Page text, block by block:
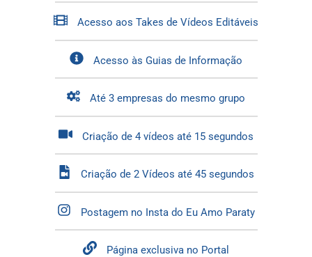
Acesso aos Takes de Vídeos Editáveis
Acesso às Guias de Informação
Até 3 empresas do mesmo grupo
Criação de 4 vídeos até 15 segundos
Criação de 2 Vídeos até 45 segundos
Postagem no Insta do Eu Amo Paraty
Página exclusiva no Portal